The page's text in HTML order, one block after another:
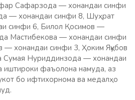
Сафарзода — хонандаи синфи
— хонандаи синфи 8, Шуҳрат
синфи 6, Билол Қосимов —
Мастибекова — хонандаи синфи
хонандаи синфи 3, Ҳоким Яқубов
Сумая Нуриддинзода — хонандаи
иштироки фаъолона намуда, аз
бо ифтихорнома ва медалҳо